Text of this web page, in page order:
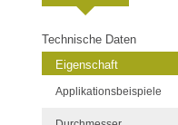
Technische Daten
Eigenschaft
Applikationsbeispiele